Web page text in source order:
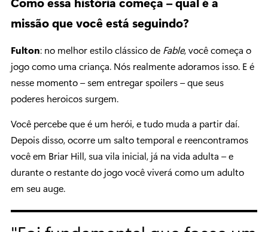
missão que você está seguindo?
Fulton: no melhor estilo clássico de Fable, você começa o
jogo como uma criança. Nós realmente adoramos isso. E é
nesse momento – sem entregar spoilers – que seus
poderes heroicos surgem.
Você percebe que é um herói, e tudo muda a partir daí.
Depois disso, ocorre um salto temporal e reencontramos
você em Briar Hill, sua vila inicial, já na vida adulta – e
durante o restante do jogo você viverá como um adulto
em seu auge.